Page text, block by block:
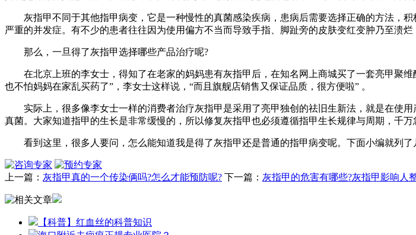
灰指甲不同于其他指甲病变，它是一种慢性的真菌感染疾病，患病后需要选择正确的方法，
严重的并发症。有不少的患者往往因为使用偏方不当而导致手指、脚趾旁的皮肤变红变肿乃至溃烂
那么，一旦得了灰指甲选择哪些产品治疗呢?
在北京上班的李女士，得知了在老家的妈妈患有灰指甲后，在知名网上商城买了一套亮甲聚
也不怕妈妈在家乱买药了”，李女士这样说，“而且旗舰店销售又保证品质，很方便啦” 。
实际上，很多像李女士一样的消费者治疗灰指甲是采用了亮甲独创的祛旧生新法，就是在使
真菌。大家知道指甲的生长是非常缓慢的，所以修复灰指甲也必须遵循指甲生长规律与周期，千
看到这里，很多人要问，怎么能知道我是得了灰指甲还是普通的指甲病变呢。下面小编就列了
上一篇： 灰指甲真的一个传染俩吗?怎么才能预防呢? 下一篇： 灰指甲的危害有哪些?灰指甲影响人
【科普】红血丝的科普知识